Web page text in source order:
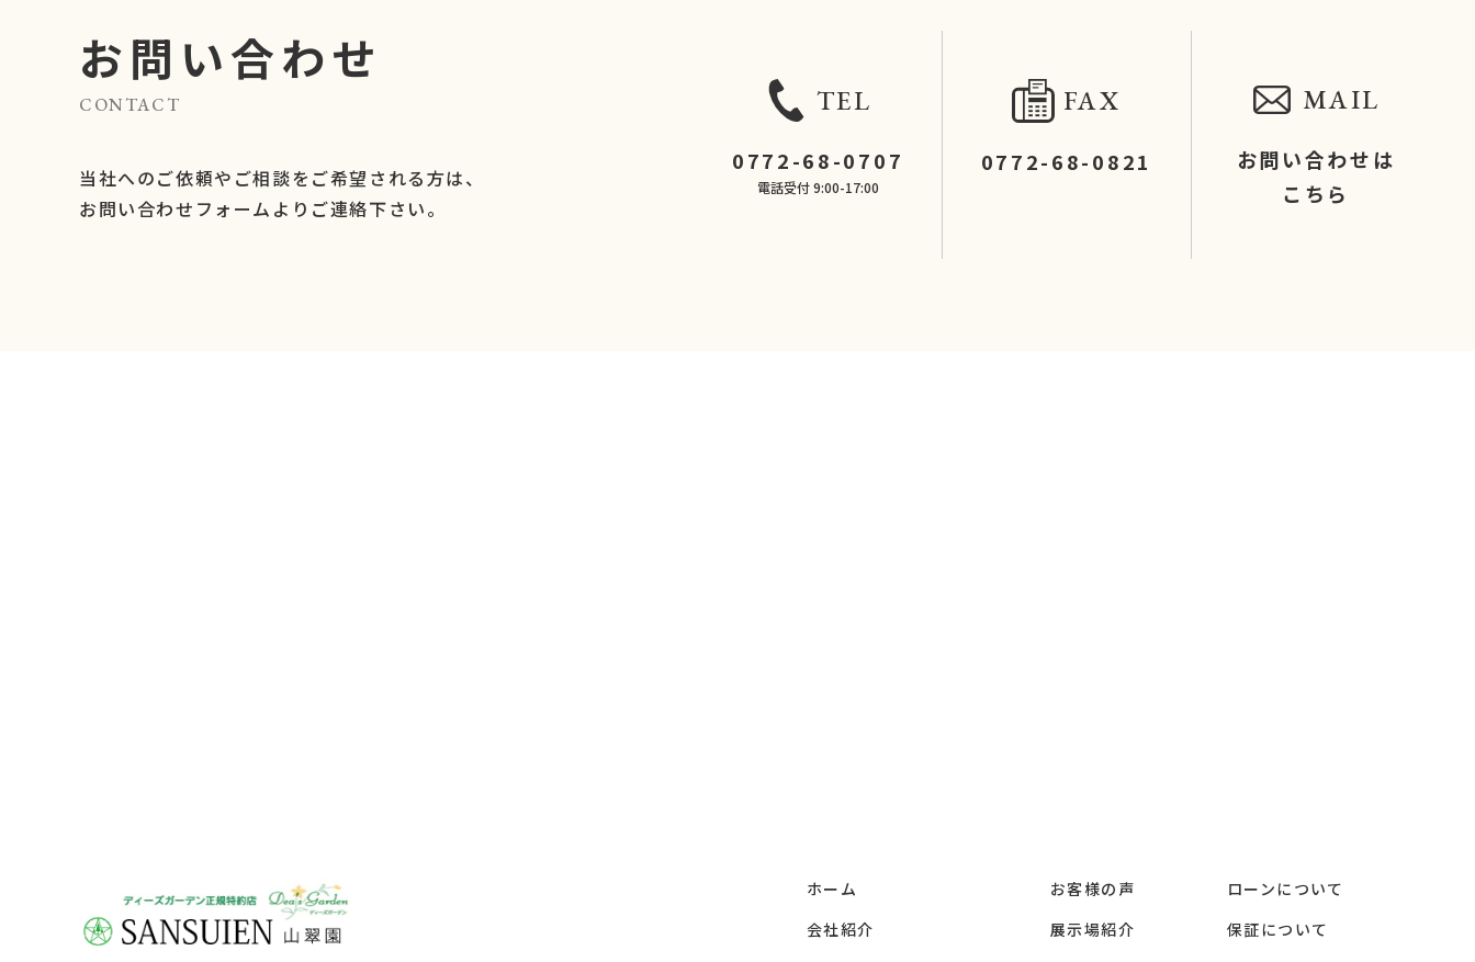
お問い合わせ
CONTACT
当社へのご依頼やご相談をご希望される方は、
お問い合わせフォームよりご連絡下さい。
TEL
0772-68-0707
電話受付 9:00-17:00
FAX
0772-68-0821
MAIL
お問い合わせは
こちら
ホーム
会社紹介
お客様の声
展示場紹介
ローンについて
保証について